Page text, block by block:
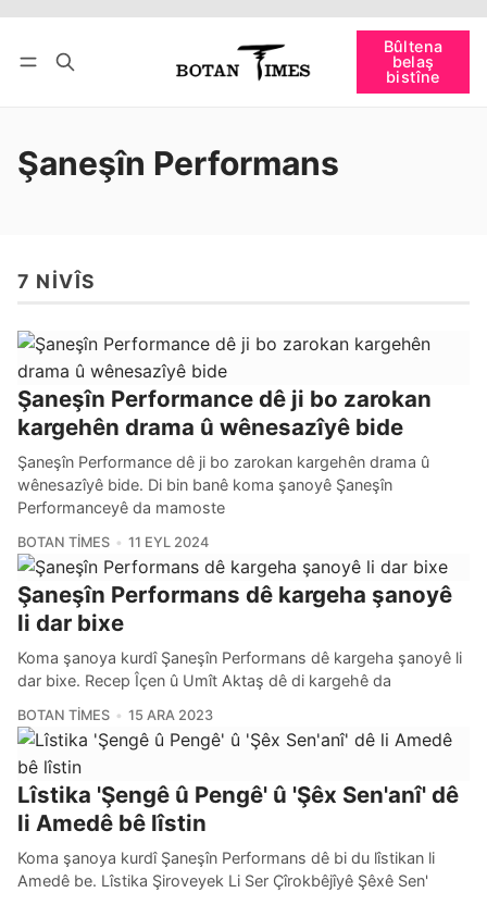
Bûltena
belaş
bistîne
bişopîne
Şaneşîn Performans
7 NIVÎS
Şaneşîn Performance dê ji bo zarokan
kargehên drama û wênesazîyê bide
Şaneşîn Performance dê ji bo zarokan kargehên drama û
wênesazîyê bide. Di bin banê koma şanoyê Şaneşîn
Performanceyê da mamoste
BOTAN TIMES 11 EYL 2024
Şaneşîn Performans dê kargeha şanoyê
li dar bixe
Koma şanoya kurdî Şaneşîn Performans dê kargeha şanoyê li
dar bixe. Recep Îçen û Umît Aktaş dê di kargehê da
BOTAN TIMES 15 ARA 2023
Lîstika 'Şengê û Pengê' û 'Şêx Sen'anî' dê
li Amedê bê lîstin
Koma şanoya kurdî Şaneşîn Performans dê bi du lîstikan li
Amedê be. Lîstika Şiroveyek Li Ser Çîrokbêjîyê Şêxê Sen'